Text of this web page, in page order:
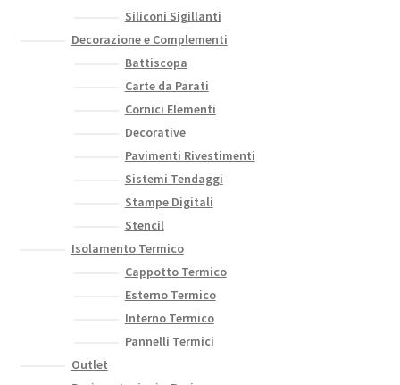
Siliconi Sigillanti
Decorazione e Complementi
Battiscopa
Carte da Parati
Cornici Elementi
Decorative
Pavimenti Rivestimenti
Sistemi Tendaggi
Stampe Digitali
Stencil
Isolamento Termico
Cappotto Termico
Esterno Termico
Interno Termico
Pannelli Termici
Outlet